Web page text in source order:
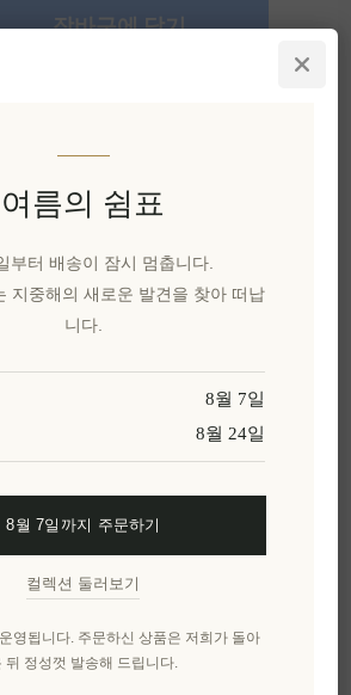
장바구에 담기
위시리스트에 추가
보내기
리뷰 제품에 대하여
보물인 키오스 매스틱과 프리미
결합하여 지친 피부와 칙칙한 피
여름의 쉼표
부터 배송이 잠시 멈춥니다.
지중해의 새로운 발견을 찾아 떠납
니다.
8월 7일
8월 24일
8월 7일까지 주문하기
컬렉션 둘러보기
영됩니다. 주문하신 상품은 저희가 돌아
뒤 정성껏 발송해 드립니다.